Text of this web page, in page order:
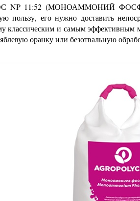
11:52 (МОНОАММОНИЙ ФОСФАТ)
пользу, его нужно доставить
классическим и самым эффективным
оранку или безотвальную